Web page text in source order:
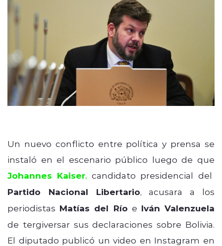
Un nuevo conflicto entre política y prensa se
instaló en el escenario público luego de que
Johannes Kaiser, candidato presidencial del
Partido Nacional Libertario, acusara a los
periodistas Matías del Río e Iván Valenzuela
de tergiversar sus declaraciones sobre Bolivia.
El diputado publicó un video en Instagram en